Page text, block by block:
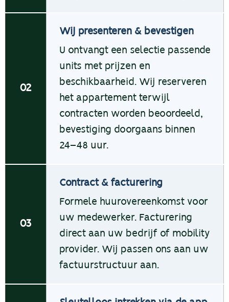
02
Wij presenteren & bevestigen
U ontvangt een selectie passende
units met prijzen en
beschikbaarheid. Wij reserveren
het appartement terwijl
contracten worden beoordeeld,
bevestiging doorgaans binnen
24–48 uur.
03
Contract & facturering
Formele huurovereenkomst voor
uw medewerker. Facturering
direct aan uw bedrijf of mobility
provider. Wij passen ons aan uw
factuurstructuur aan.